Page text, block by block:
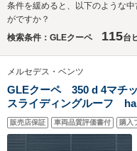
条件を緩めると、以下のような
がですか？
検索条件：GLEクーペ
115台
メルセデス・ベンツ
GLEクーペ 350 d 4マチ
スライディングルーフ
ートヒーター M付PW
RSP ACC LKA BSA
ナビ TV LED
販売店保証 車両品質評価書付 購入